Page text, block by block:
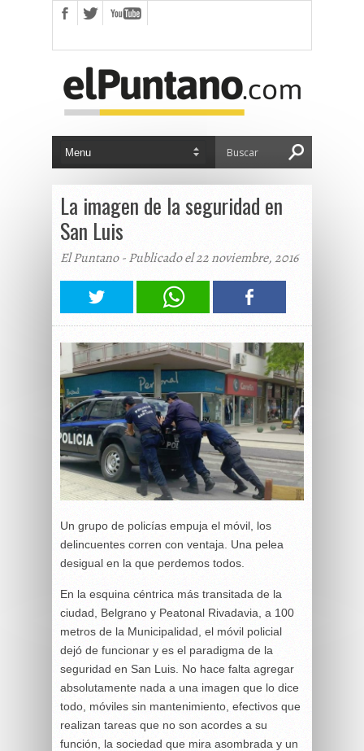
La imagen de la seguridad en
San Luis
El Puntano - Publicado el 22 noviembre, 2016
Un grupo de policías empuja el móvil, los
delincuentes corren con ventaja. Una pelea
desigual en la que perdemos todos.
En la esquina céntrica más transitada de la
ciudad, Belgrano y Peatonal Rivadavia, a 100
metros de la Municipalidad, el móvil policial
dejó de funcionar y es el paradigma de la
seguridad en San Luis. No hace falta agregar
absolutamente nada a una imagen que lo dice
todo, móviles sin mantenimiento, efectivos que
realizan tareas que no son acordes a su
función, la sociedad que mira asombrada y un